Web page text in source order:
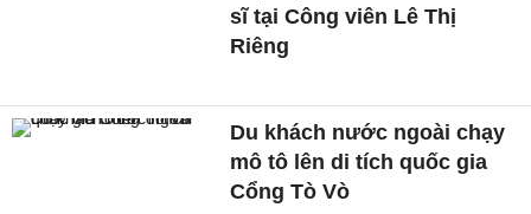
sĩ tại Công viên Lê Thị
Riêng
Du khách nước ngoài chạy
mô tô lên di tích quốc gia
Cổng Tò Vò